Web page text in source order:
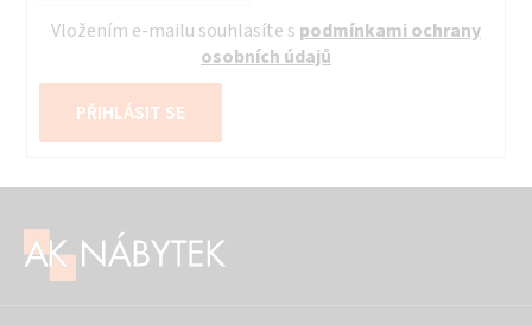
Vložením e-mailu souhlasíte s podmínkami ochrany
osobních údajů
PŘIHLÁSIT SE